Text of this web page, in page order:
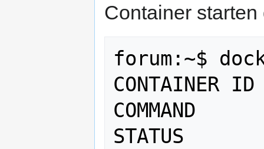
Container
forum:~$
CONTAINER
COMMAND
STATUS